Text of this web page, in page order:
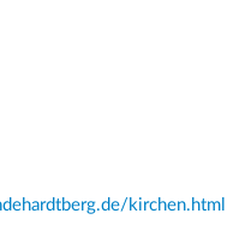
kirchen.html